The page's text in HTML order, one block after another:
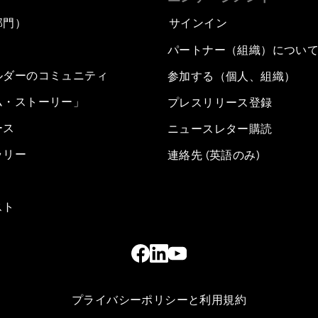
）
ーのコミュニティ
ストーリー」
リー
サインイン
パートナー（組織）につい
参加する（個人、組織）
プレスリリース登録
ニュースレター購読
連絡先 (英語のみ)
プライバシーポリシーと利用規約